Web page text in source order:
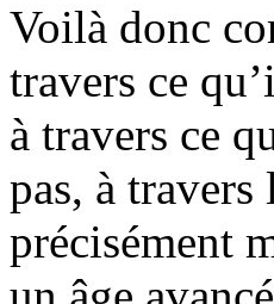
Voilà donc
travers ce
à travers ce
pas, à
précisément